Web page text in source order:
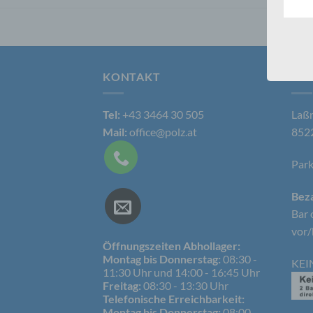
KONTAKT
Tel: +43 3464 30 505
Mail: office@polz.at
Öffnungszeiten Abhollager:
Montag bis Donnerstag: 08:30 -
11:30 Uhr und 14:00 - 16:45 Uhr
Freitag: 08:30 - 13:30 Uhr
Telefonische Erreichbarkeit:
Bar
vor/
a)